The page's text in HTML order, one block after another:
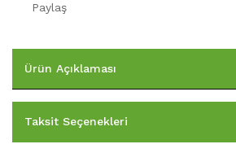
Paylaş
Ürün Açıklaması
Taksit Seçenekleri